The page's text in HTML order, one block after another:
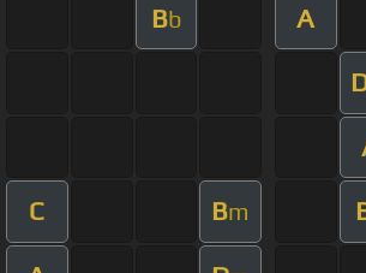
Bb A
C Bm